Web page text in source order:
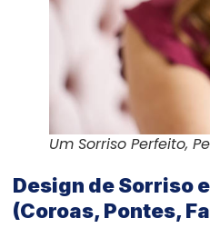
Um Sorriso Perfeito,
Design de Sorriso
(Coroas, Pontes,